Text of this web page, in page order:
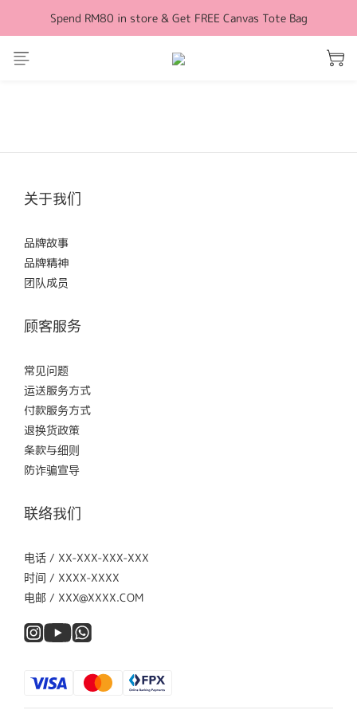
Free Shipping for orders above RM100 (WM)
Spend RM80 in store & Get FREE Canvas Tote Bag
Free Shipping for orders above RM100 (WM)
关于我们
品牌故事
品牌精神
团队成员
顾客服务
常见问题
运送服务方式
付款服务方式
退换货政策
条款与细则
防诈骗宣导
联络我们
电话 / XX-XXX-XXX-XXX
时间 / XXXX-XXXX
电邮 / XXX@XXXX.COM